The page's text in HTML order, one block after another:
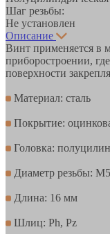
Шаг резьбы:
Не установлен
Описание
Винт применяется в
приборостроении,
поверхности
Материал: сталь
Покрытие:
Головка:
Диаметр резьбы: М5
Длина: 16 мм
Шлиц: Ph, Pz